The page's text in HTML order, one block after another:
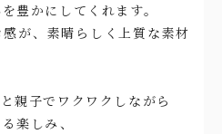
豊かにしてくれます。
が、素晴らしく上質な素材
親子でワクワクしながら
楽しみ、